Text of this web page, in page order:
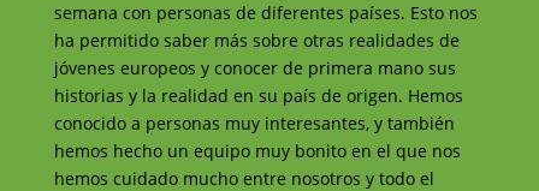
semana con personas de diferentes países. Esto nos
ha permitido saber más sobre otras realidades de
jóvenes europeos y conocer de primera mano sus
historias y la realidad en su país de origen. Hemos
conocido a personas muy interesantes, y también
hemos hecho un equipo muy bonito en el que nos
hemos cuidado mucho entre nosotros y todo el